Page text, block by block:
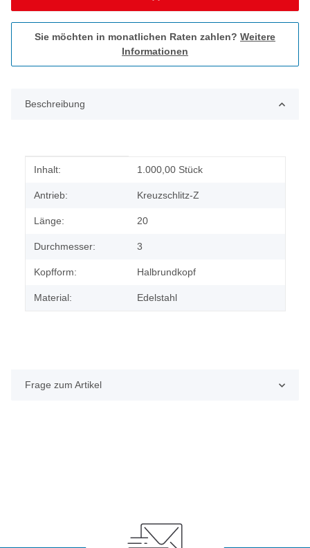
Sie möchten in monatlichen Raten zahlen? Weitere
Informationen
Beschreibung
Produkteigenschaft
Wert
Inhalt: 1.000,00 Stück
Antrieb: Kreuzschlitz-Z
Länge: 20
Durchmesser: 3
Kopfform: Halbrundkopf
Material: Edelstahl
Frage zum Artikel